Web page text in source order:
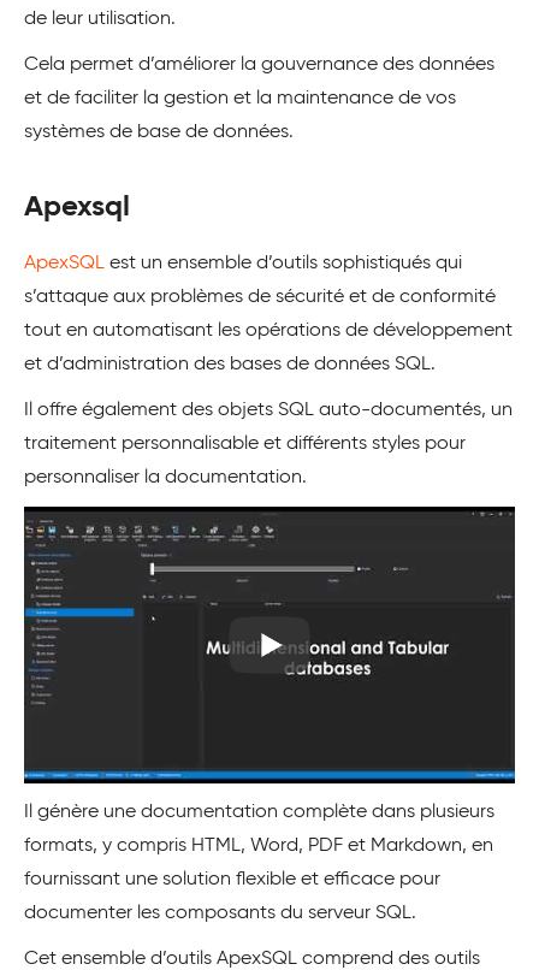
de leur utilisation.
Cela permet d’améliorer la gouvernance des données
et de faciliter la gestion et la maintenance de vos
systèmes de base de données.
Apexsql
ApexSQL est un ensemble d’outils sophistiqués qui
s’attaque aux problèmes de sécurité et de conformité
tout en automatisant les opérations de développement
et d’administration des bases de données SQL.
Il offre également des objets SQL auto-documentés, un
traitement personnalisable et différents styles pour
personnaliser la documentation.
Il génère une documentation complète dans plusieurs
formats, y compris HTML, Word, PDF et Markdown, en
fournissant une solution flexible et efficace pour
documenter les composants du serveur SQL.
Cet ensemble d’outils ApexSQL comprend des outils